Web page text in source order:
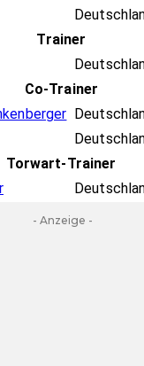
Trainer
Co-Trainer
Torwart-Trainer
- Anzeige -